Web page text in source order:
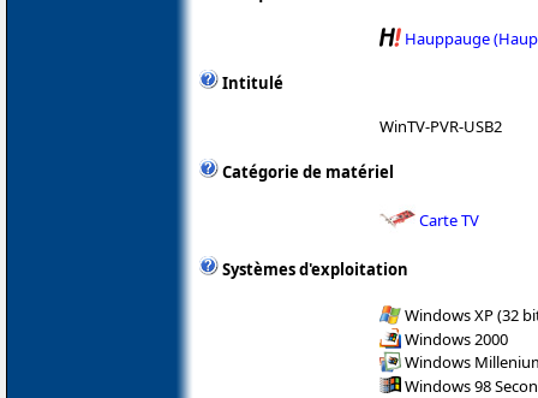
Hauppauge
Intitulé
WinTV-PVR-USB2
Catégorie de matériel
Carte TV
Systèmes d'exploitation
Windows XP (32
Windows 2000
Windows
Windows 98